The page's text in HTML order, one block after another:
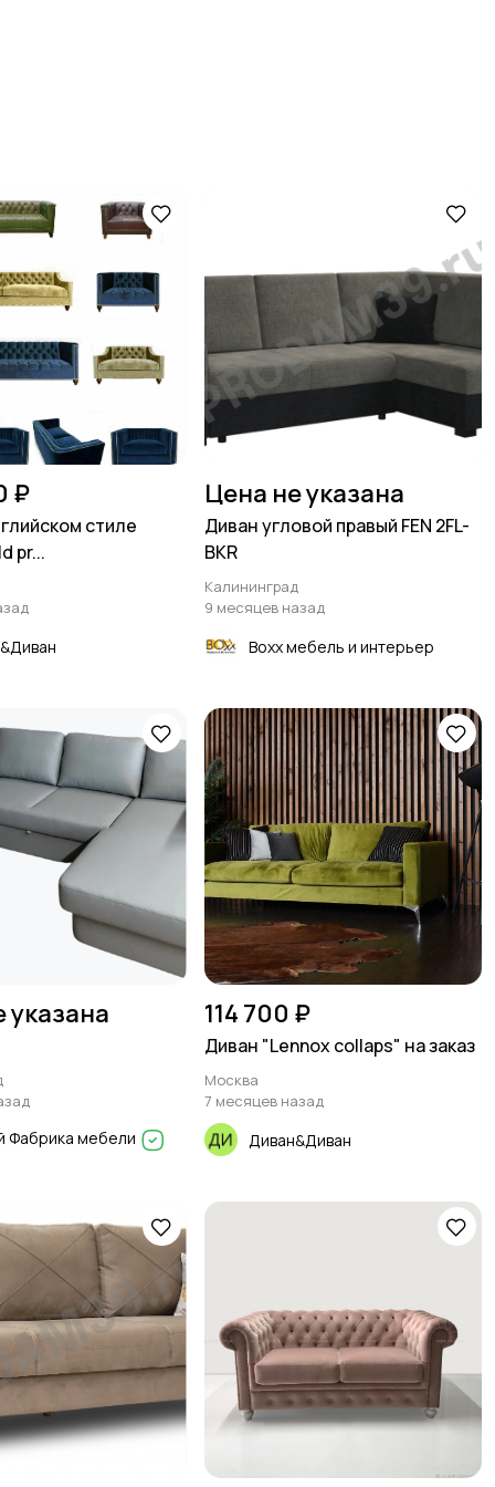
₽
стиле
pr...
Цена не указана
Диван угловой правый FEN 2FL-
BKR
Калининград
9 месяцев назад
Boxx мебель и интерьер
указана
Фабрика мебели
114 700 ₽
Диван "Lennox collaps" на заказ
Москва
7 месяцев назад
Диван&Диван